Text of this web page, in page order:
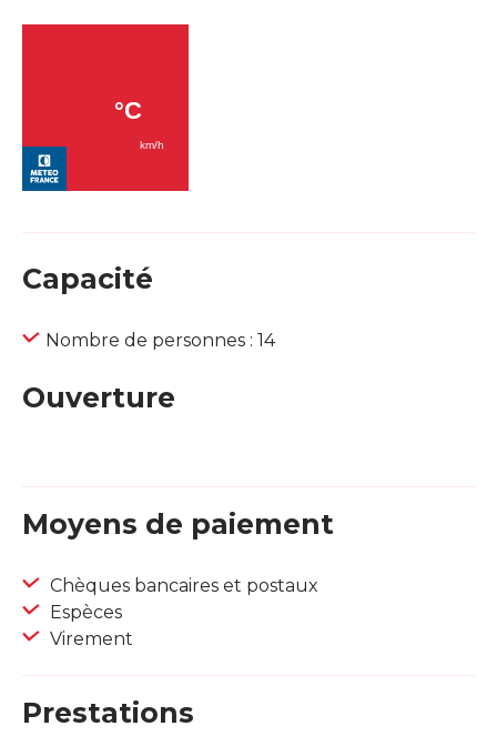
Capacité
Nombre de personnes : 14
Ouverture
Moyens de paiement
Chèques bancaires et postaux
Espèces
Virement
Prestations